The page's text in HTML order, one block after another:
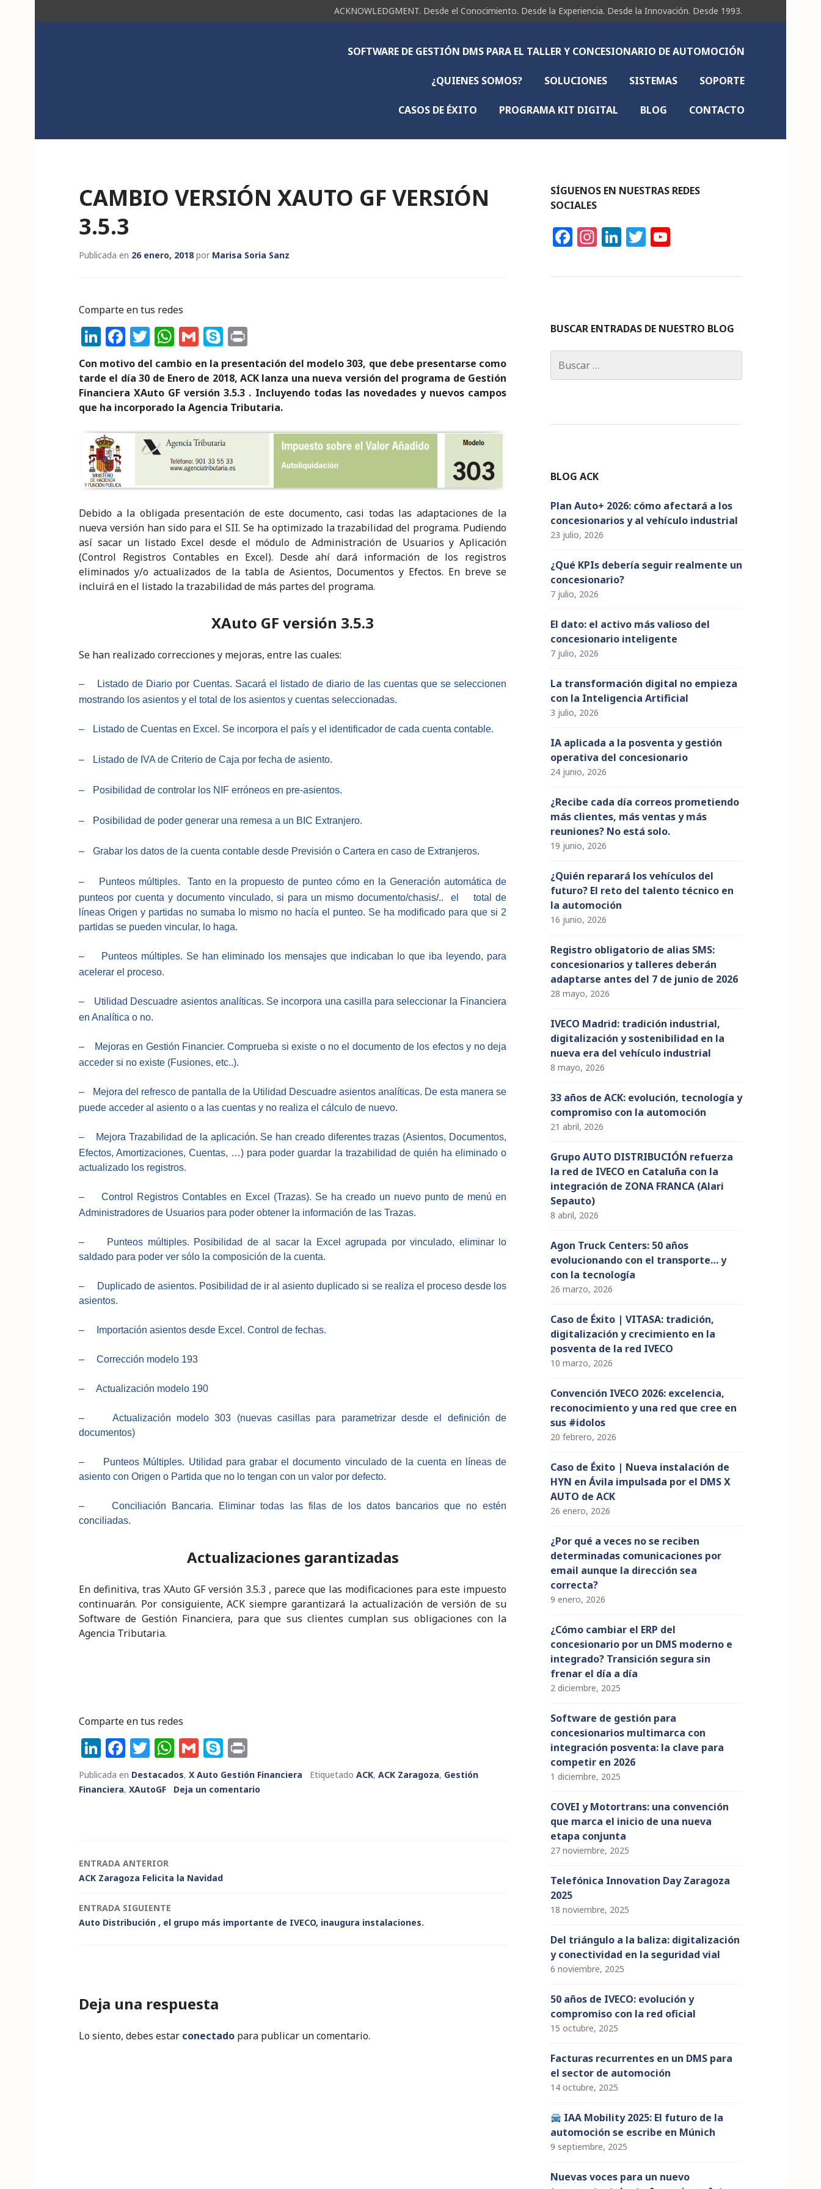
al
ACKNOWLEDGMENT. Desde el Conocimiento. Desde la Experiencia. Desde la Innovación. Desde 1993.
SOFTWARE DE GESTIÓN DMS PARA EL TALLER Y CONCESIONARIO DE AUTOMOCIÓN
¿QUIENES SOMOS? SOLUCIONES SISTEMAS SOPORTE
CASOS DE ÉXITO PROGRAMA KIT DIGITAL BLOG CONTACTO
CAMBIO VERSIÓN XAUTO GF VERSIÓN
3.5.3
Publicada en 26 enero, 2018por Marisa Soria Sanz
Comparte en tus redes
Li
n
k
e
dI
n
F
a
c
e
b
o
T
w
it
te
r
W
h
a
ts
A
p
p
G
m
ai
l
S
k
y
p
e
ri
n
t
Con motivo del cambio en la presentación del modelo 303, que debe presentarse como
tarde el día 30 de Enero de 2018, ACK lanza una nueva versión del programa de Gestión
Financiera XAuto GF versión 3.5.3 . Incluyendo todas las novedades y nuevos campos
que ha incorporado la Agencia Tributaria.
Debido a la obligada presentación de este documento, casi todas las adaptaciones de la
nueva versión han sido para el SII. Se ha optimizado la trazabilidad del programa. Pudiendo
así sacar un listado Excel desde el módulo de Administración de Usuarios y Aplicación
(Control Registros Contables en Excel). Desde ahí dará información de los registros
eliminados y/o actualizados de la tabla de Asientos, Documentos y Efectos. En breve se
incluirá en el listado la trazabilidad de más partes del programa.
XAuto GF versión 3.5.3
Se han realizado correcciones y mejoras, entre las cuales:
– Listado de Diario por Cuentas. Sacará el listado de diario de las cuentas que se seleccionen
mostrando los asientos y el total de los asientos y cuentas seleccionadas.
– Listado de Cuentas en Excel. Se incorpora el país y el identificador de cada cuenta contable.
– Listado de IVA de Criterio de Caja por fecha de asiento.
– Posibilidad de controlar los NIF erróneos en pre-asientos.
– Posibilidad de poder generar una remesa a un BIC Extranjero.
– Grabar los datos de la cuenta contable desde Previsión o Cartera en caso de Extranjeros.
–
Punteos múltiples. Tanto en la propuesto de punteo cómo en la Generación automática de
punteos por cuenta y documento vinculado, si para un mismo documento/chasis/.. el total de
líneas Origen y partidas no sumaba lo mismo no hacía el punteo. Se ha modificado para que si 2
partidas se pueden vincular, lo haga.
–
Punteos múltiples. Se han eliminado los mensajes que indicaban lo que iba leyendo, para
acelerar el proceso.
– Utilidad Descuadre asientos analíticas. Se incorpora una casilla para seleccionar la Financiera
en Analítica o no.
– Mejoras en Gestión Financier. Comprueba si existe o no el documento de los efectos y no deja
acceder si no existe (Fusiones, etc..).
– Mejora del refresco de pantalla de la Utilidad Descuadre asientos analíticas. De esta manera se
puede acceder al asiento o a las cuentas y no realiza el cálculo de nuevo.
– Mejora Trazabilidad de la aplicación. Se han creado diferentes trazas (Asientos, Documentos,
Efectos, Amortizaciones, Cuentas, …) para poder guardar la trazabilidad de quién ha eliminado o
actualizado los registros.
– Control Registros Contables en Excel (Trazas). Se ha creado un nuevo punto de menú en
Administradores de Usuarios para poder obtener la información de las Trazas.
– Punteos múltiples. Posibilidad de al sacar la Excel agrupada por vinculado, eliminar lo
saldado para poder ver sólo la composición de la cuenta.
– Duplicado de asientos. Posibilidad de ir al asiento duplicado si se realiza el proceso desde los
asientos.
– Importación asientos desde Excel. Control de fechas.
– Corrección modelo 193
– Actualización modelo 190
– Actualización modelo 303 (nuevas casillas para parametrizar desde el definición de
documentos)
– Punteos Múltiples. Utilidad para grabar el documento vinculado de la cuenta en líneas de
asiento con Origen o Partida que no lo tengan con un valor por defecto.
– Conciliación Bancaria. Eliminar todas las filas de los datos bancarios que no estén
conciliadas.
Actualizaciones garantizadas
En definitiva, tras XAuto GF versión 3.5.3 , parece que las modificaciones para este impuesto
continuarán. Por consiguiente, ACK siempre garantizará la actualización de versión de su
Software de Gestión Financiera, para que sus clientes cumplan sus obligaciones con la
Agencia Tributaria.
Comparte en tus redes
Li
n
k
F
a
c
o
k
T
w
it
W
h
a
G
m
ai
S
k
y
ri
n
Publicada en Destacados, X Auto Gestión Financiera Etiquetado ACK, ACK Zaragoza, Gestión
Financiera, XAutoGF Deja un comentario
Navegación
entradas
ENTRADA ANTERIOR
ACK Zaragoza Felicita la Navidad
ENTRADA SIGUIENTE
Auto Distribución , el grupo más importante de IVECO, inaugura instalaciones.
Deja una respuesta
Lo siento, debes estar conectado para publicar un comentario.
SÍGUENOS EN NUESTRAS REDES
SOCIALES
F
o
o
k
In
m
Li
n
T
b
e
C
BUSCAR ENTRADAS DE NUESTRO BLOG
BLOG ACK
Plan Auto+ 2026: cómo afectará a los
concesionarios y al vehículo industrial
23 julio, 2026
¿Qué KPIs debería seguir realmente un
concesionario?
7 julio, 2026
El dato: el activo más valioso del
concesionario inteligente
7 julio, 2026
La transformación digital no empieza
con la Inteligencia Artificial
3 julio, 2026
IA aplicada a la posventa y gestión
operativa del concesionario
24 junio, 2026
¿Recibe cada día correos prometiendo
más clientes, más ventas y más
reuniones? No está solo.
19 junio, 2026
¿Quién reparará los vehículos del
futuro? El reto del talento técnico en
la automoción
16 junio, 2026
Registro obligatorio de alias SMS:
concesionarios y talleres deberán
adaptarse antes del 7 de junio de 2026
28 mayo, 2026
IVECO Madrid: tradición industrial,
digitalización y sostenibilidad en la
nueva era del vehículo industrial
8 mayo, 2026
33 años de ACK: evolución, tecnología y
compromiso con la automoción
21 abril, 2026
Grupo AUTO DISTRIBUCIÓN refuerza
la red de IVECO en Cataluña con la
integración de ZONA FRANCA (Alari
Sepauto)
8 abril, 2026
Agon Truck Centers: 50 años
evolucionando con el transporte… y
con la tecnología
26 marzo, 2026
Caso de Éxito | VITASA: tradición,
digitalización y crecimiento en la
posventa de la red IVECO
10 marzo, 2026
Convención IVECO 2026: excelencia,
reconocimiento y una red que cree en
sus #idolos
20 febrero, 2026
Caso de Éxito | Nueva instalación de
HYN en Ávila impulsada por el DMS X
AUTO de ACK
26 enero, 2026
¿Por qué a veces no se reciben
determinadas comunicaciones por
email aunque la dirección sea
correcta?
9 enero, 2026
¿Cómo cambiar el ERP del
concesionario por un DMS moderno e
integrado? Transición segura sin
frenar el día a día
2 diciembre, 2025
Software de gestión para
concesionarios multimarca con
integración posventa: la clave para
competir en 2026
1 diciembre, 2025
COVEI y Motortrans: una convención
que marca el inicio de una nueva
etapa conjunta
27 noviembre, 2025
Telefónica Innovation Day Zaragoza
2025
18 noviembre, 2025
Del triángulo a la baliza: digitalización
y conectividad en la seguridad vial
6 noviembre, 2025
50 años de IVECO: evolución y
compromiso con la red oficial
15 octubre, 2025
Facturas recurrentes en un DMS para
el sector de automoción
14 octubre, 2025
IAA Mobility 2025: El futuro de la
automoción se escribe en Múnich
9 septiembre, 2025
Nuevas voces para un nuevo